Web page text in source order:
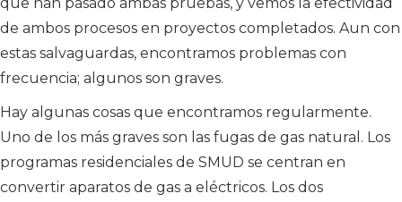
de ambos procesos en proyectos completados. Aun con
estas salvaguardas, encontramos problemas con
frecuencia; algunos son graves.
Hay algunas cosas que encontramos regularmente.
Uno de los más graves son las fugas de gas natural. Los
programas residenciales de SMUD se centran en
convertir aparatos de gas a eléctricos. Los dos